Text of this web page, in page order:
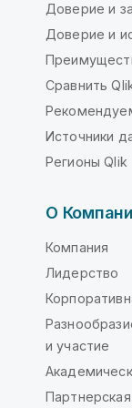
Доверие и
Доверие и
Сравнить
Источники
Регионы Qlik
О
Компания
Лидерство
и участие